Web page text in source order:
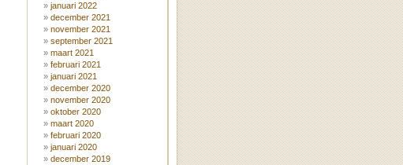
januari 2022
december 2021
november 2021
september 2021
maart 2021
februari 2021
januari 2021
december 2020
november 2020
oktober 2020
maart 2020
februari 2020
januari 2020
december 2019